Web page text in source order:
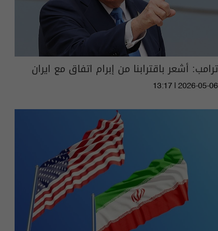
ترامب: أشعر باقترابنا من إبرام اتفاق مع ايران
13:17 | 2026-05-06